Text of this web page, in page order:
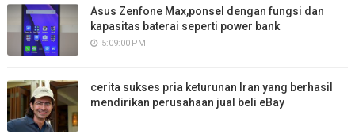
Asus Zenfone Max,ponsel dengan fungsi dan
kapasitas baterai seperti power bank
5:09:00 PM
cerita sukses pria keturunan Iran yang berhasil
mendirikan perusahaan jual beli eBay